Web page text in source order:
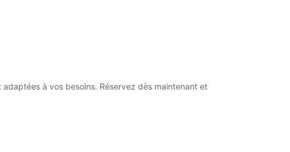
à vos besoins. Réservez dès maintenant et